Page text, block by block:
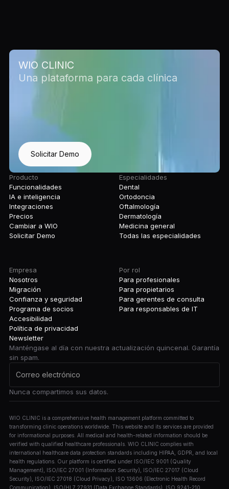
WIO CLINIC
Una plataforma para cada clínica
Solicitar Demo
Producto
Funcionalidades
IA e inteligencia
Integraciones
Precios
Cambiar a WIO
Solicitar Demo
Especialidades
Dental
Ortodoncia
Oftalmología
Dermatología
Medicina general
Todas las especialidades
Empresa
Nosotros
Migración
Confianza y seguridad
Programa de socios
Accesibilidad
Política de privacidad
Por rol
Para profesionales
Para propietarios
Para gerentes de consulta
Para responsables de IT
Newsletter
Manténgase al día con nuestra actualización quincenal. Garantía
sin spam.
Nunca compartimos sus datos.
WIO CLINIC is a comprehensive health management platform committed to
transforming clinic operations worldwide. This website and its services are provided
for informational purposes. All medical and health-related information should be
verified with qualified healthcare professionals. WIO CLINIC complies with
international healthcare data protection standards including HIPAA, GDPR, and local
health regulations. Our platform is certified under ISO/IEC 9001 (Quality
Management), ISO/IEC 27001 (Information Security), ISO/IEC 27017 (Cloud
Security), ISO/IEC 27018 (Cloud Privacy), ISO 13606 (Electronic Health Record
Communication), ISO/HL7 27931 (Data Exchange Standards), ISO 9241-210